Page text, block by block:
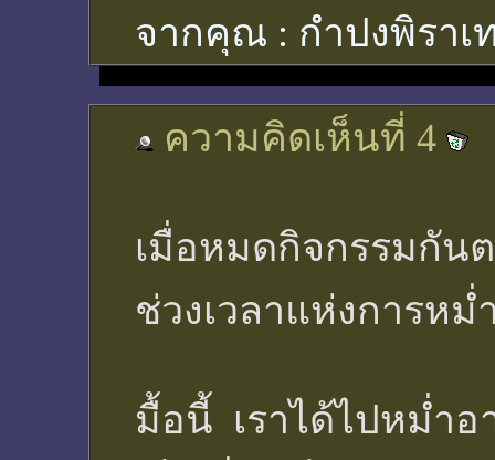
จากคุณ : กำปงพิราเ
ความคิดเห็นที่ 4
เมื่อหมดกิจกรรมกัน
ช่วงเวลาแห่งการหม่
มื้อนี้ เราได้ไปหม่ำ